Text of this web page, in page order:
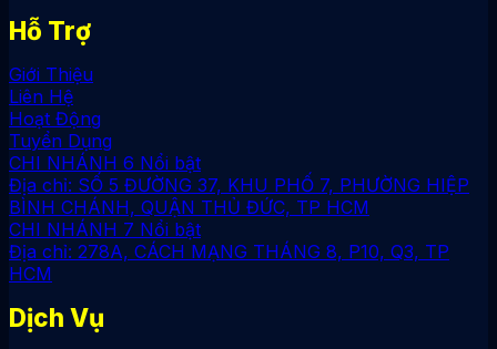
Hỗ Trợ
Giới Thiệu
Liên Hệ
Hoạt Động
Tuyển Dụng
CHI NHÁNH 6
Địa chỉ: SỐ 5 ĐƯỜNG 37, KHU PHỐ 7, PHƯỜNG HIỆP
BÌNH CHÁNH, QUẬN THỦ ĐỨC, TP HCM
CHI NHÁNH 7
Địa chỉ: 278A, CÁCH MẠNG THÁNG 8, P10, Q3, TP
HCM
Dịch Vụ